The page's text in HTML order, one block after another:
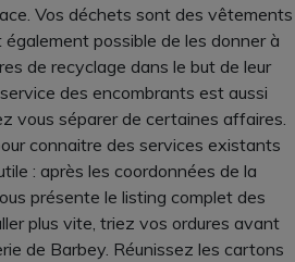
Vos déchets sont des vêtements
possible de les donner à
de recyclage dans le but de leur
des encombrants est aussi
vous séparer de certaines affaires.
connaitre des services existants
: après les coordonnées de la
présente le listing complet des
plus vite, triez vos ordures avant
de Barbey. Réunissez les cartons